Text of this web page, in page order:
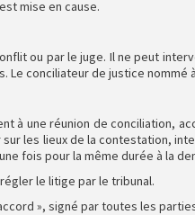
mise en cause.
ou par le juge. Il ne peut
conciliateur de justice nommé
à une réunion de conciliation,
les lieux de la contestation,
fois pour la même durée à la
le litige par le tribunal.
», signé par toutes les